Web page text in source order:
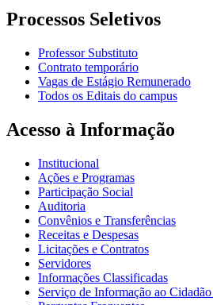
Processos Seletivos
Professor Substituto
Contrato temporário
Vagas de Estágio Remunerado
Todos os Editais do campus
Acesso à Informação
Institucional
Ações e Programas
Participação Social
Auditoria
Convênios e Transferências
Receitas e Despesas
Licitações e Contratos
Servidores
Informações Classificadas
Serviço de Informação ao